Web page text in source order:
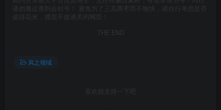
请勿搬运查到会封号！ 避免为了三瓜两枣而不愉快，请自行考虑是否
值得花米，感觉不值请关闭网页！
THE END
风之领域
喜欢就支持一下吧